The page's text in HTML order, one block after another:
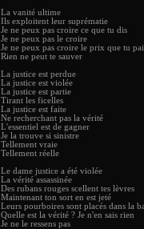
La vanité ultime
Ils exploitent leur suprématie
Je ne peux pas croire ce que tu dis
Je ne peux pas le croire
Je ne peux pas croire le prix que tu
Rien ne peut te sauver
La justice est perdue
La justice est violée
La justice est partie
Tirant les ficelles
La justice est faite
Ne recherchant pas la vérité
L'essentiel est de gagner
Je la trouve si sinistre
Tellement vraie
Tellement réelle
Le dame justice a été violée
La vérité assassinée
Des rubans rouges scellent tes lèvres
Maintenant ton sort en est jeté
Leurs pourboires sont placés dans la
Quelle est la vérité ? Je n'en sais rien
Je ne le ressens pas